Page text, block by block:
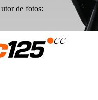
de fotos: